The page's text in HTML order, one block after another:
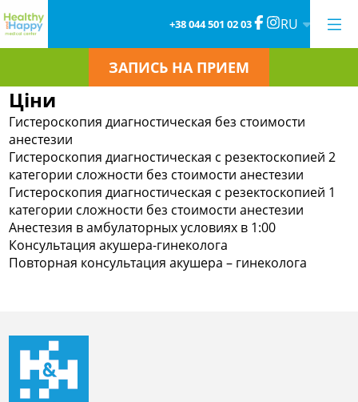
+38 044 501 02 03 RU
ЗАПИСЬ НА ПРИЕМ
Ціни
Гистероскопия диагностическая без стоимости
анестезии
Гистероскопия диагностическая с резектоскопией 2
категории сложности без стоимости анестезии
Гистероскопия диагностическая с резектоскопией 1
категории сложности без стоимости анестезии
Анестезия в амбулаторных условиях в 1:00
Консультация акушера-гинеколога
Повторная консультация акушера – гинеколога